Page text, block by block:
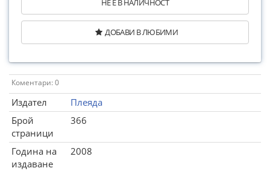
НЕ Е В НАЛИЧНОСТ
ДОБАВИ В ЛЮБИМИ
Коментари: 0
Издател
Плеяда
Брой
страници
366
Година на
издаване
2008